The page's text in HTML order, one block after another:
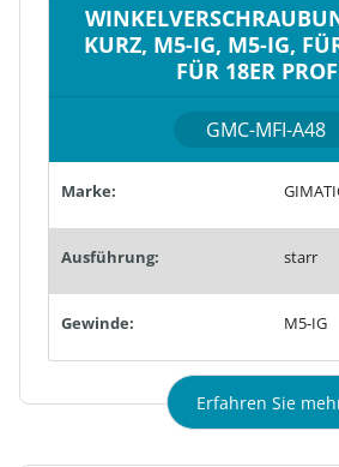
KURZ, M5-IG, M5-IG,
FÜR 18ER
GMC-MFI-A48
Marke:
Ausführung: starr
Gewinde: M5-IG
Erfahren Sie